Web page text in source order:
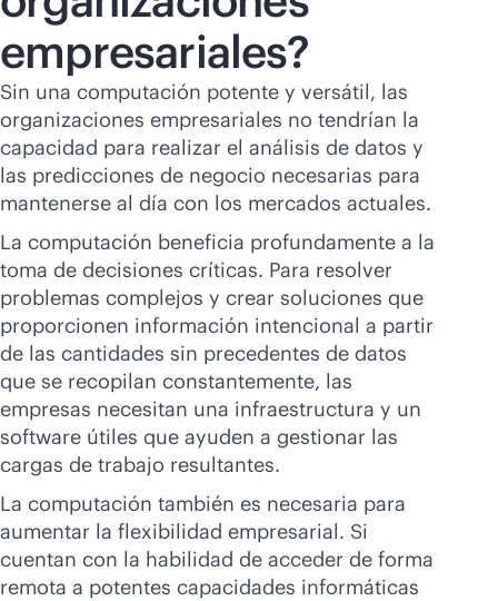
empresariales?
Sin una computación potente y versátil, las
organizaciones empresariales no tendrían la
capacidad para realizar el análisis de datos y
las predicciones de negocio necesarias para
mantenerse al día con los mercados actuales.
La computación beneficia profundamente a la
toma de decisiones críticas. Para resolver
problemas complejos y crear soluciones que
proporcionen información intencional a partir
de las cantidades sin precedentes de datos
que se recopilan constantemente, las
empresas necesitan una infraestructura y un
software útiles que ayuden a gestionar las
cargas de trabajo resultantes.
La computación también es necesaria para
aumentar la flexibilidad empresarial. Si
cuentan con la habilidad de acceder de forma
remota a potentes capacidades informáticas